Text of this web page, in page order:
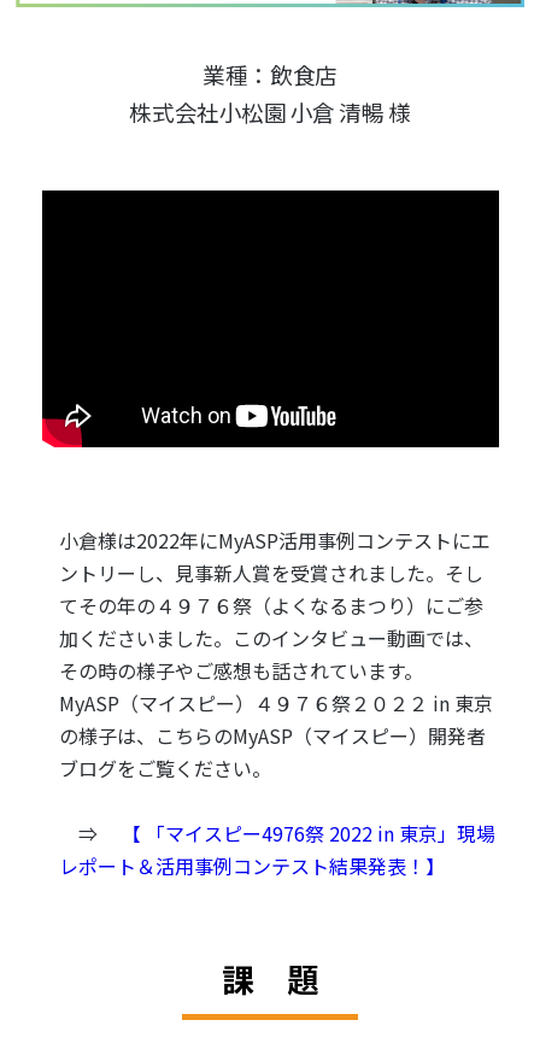
業種：飲食店
株式会社小松園 小倉 清暢 様
小倉様は2022年にMyASP活用事例コンテストにエ
ントリーし、見事新人賞を受賞されました。そし
てその年の４９７６祭（よくなるまつり）にご参
加くださいました。このインタビュー動画では、
その時の様子やご感想も話されています。
MyASP（マイスピー）４９７６祭２０２２ in 東京
の様子は、こちらのMyASP（マイスピー）開発者
ブログをご覧ください。
⇒
【 「マイスピー4976祭 2022 in 東京」現場
レポート＆活用事例コンテスト結果発表！】
課 題